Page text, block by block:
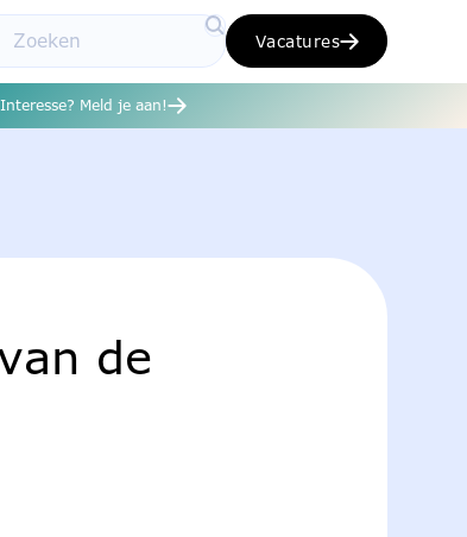
Vacatures
Meld je aan!
de